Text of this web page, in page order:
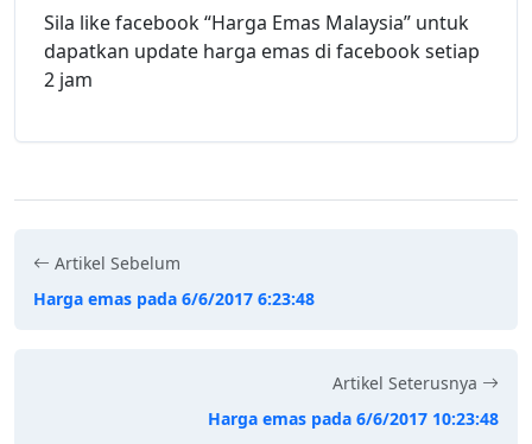
Sila like facebook “Harga Emas Malaysia” untuk
dapatkan update harga emas di facebook setiap
2 jam
Artikel Sebelum
Harga emas pada 6/6/2017 6:23:48
Artikel Seterusnya
Harga emas pada 6/6/2017 10:23:48